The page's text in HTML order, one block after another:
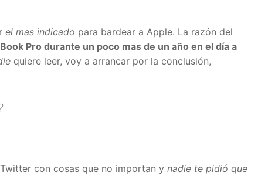
el mas indicado para bardear a Apple. La razón del
Pro durante un poco mas de un año en el día a
quiere leer, voy a arrancar por la conclusión,
con cosas que no importan y nadie te pidió que